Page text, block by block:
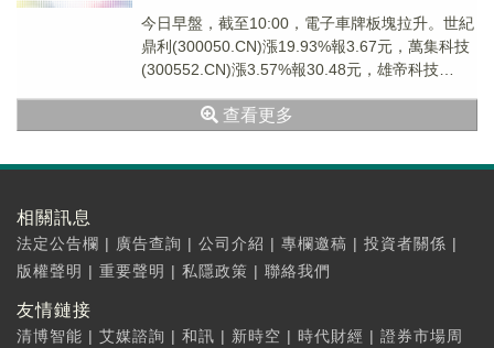
今日早盤，截至10:00，電子車牌板塊拉升。世紀
鼎利(300050.CN)漲19.93%報3.67元，萬集科技
(300552.CN)漲3.57%報30.48元，雄帝科技
查看更多
相關訊息
法定公告欄 | 廣告查詢 | 公司介紹 | 專欄邀稿 | 投資者關係 |
版權聲明 | 重要聲明 | 私隱政策 | 聯絡我們
友情鏈接
清博智能 | 艾媒諮詢 | 和訊 | 新時空 | 時代財經 | 證券市場周